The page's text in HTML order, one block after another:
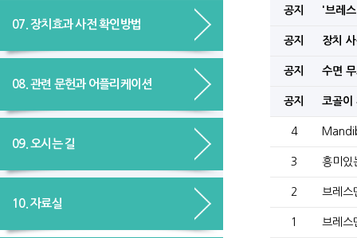
07. 장치효과 사전 확인방법
08. 관련 문헌과 어플리케이션
09. 오시는 길
10. 자료실
공지 '브레
공지 장치
공지 수면
공지 코골이
4
3 흥미있
2 브레스
1 브레스